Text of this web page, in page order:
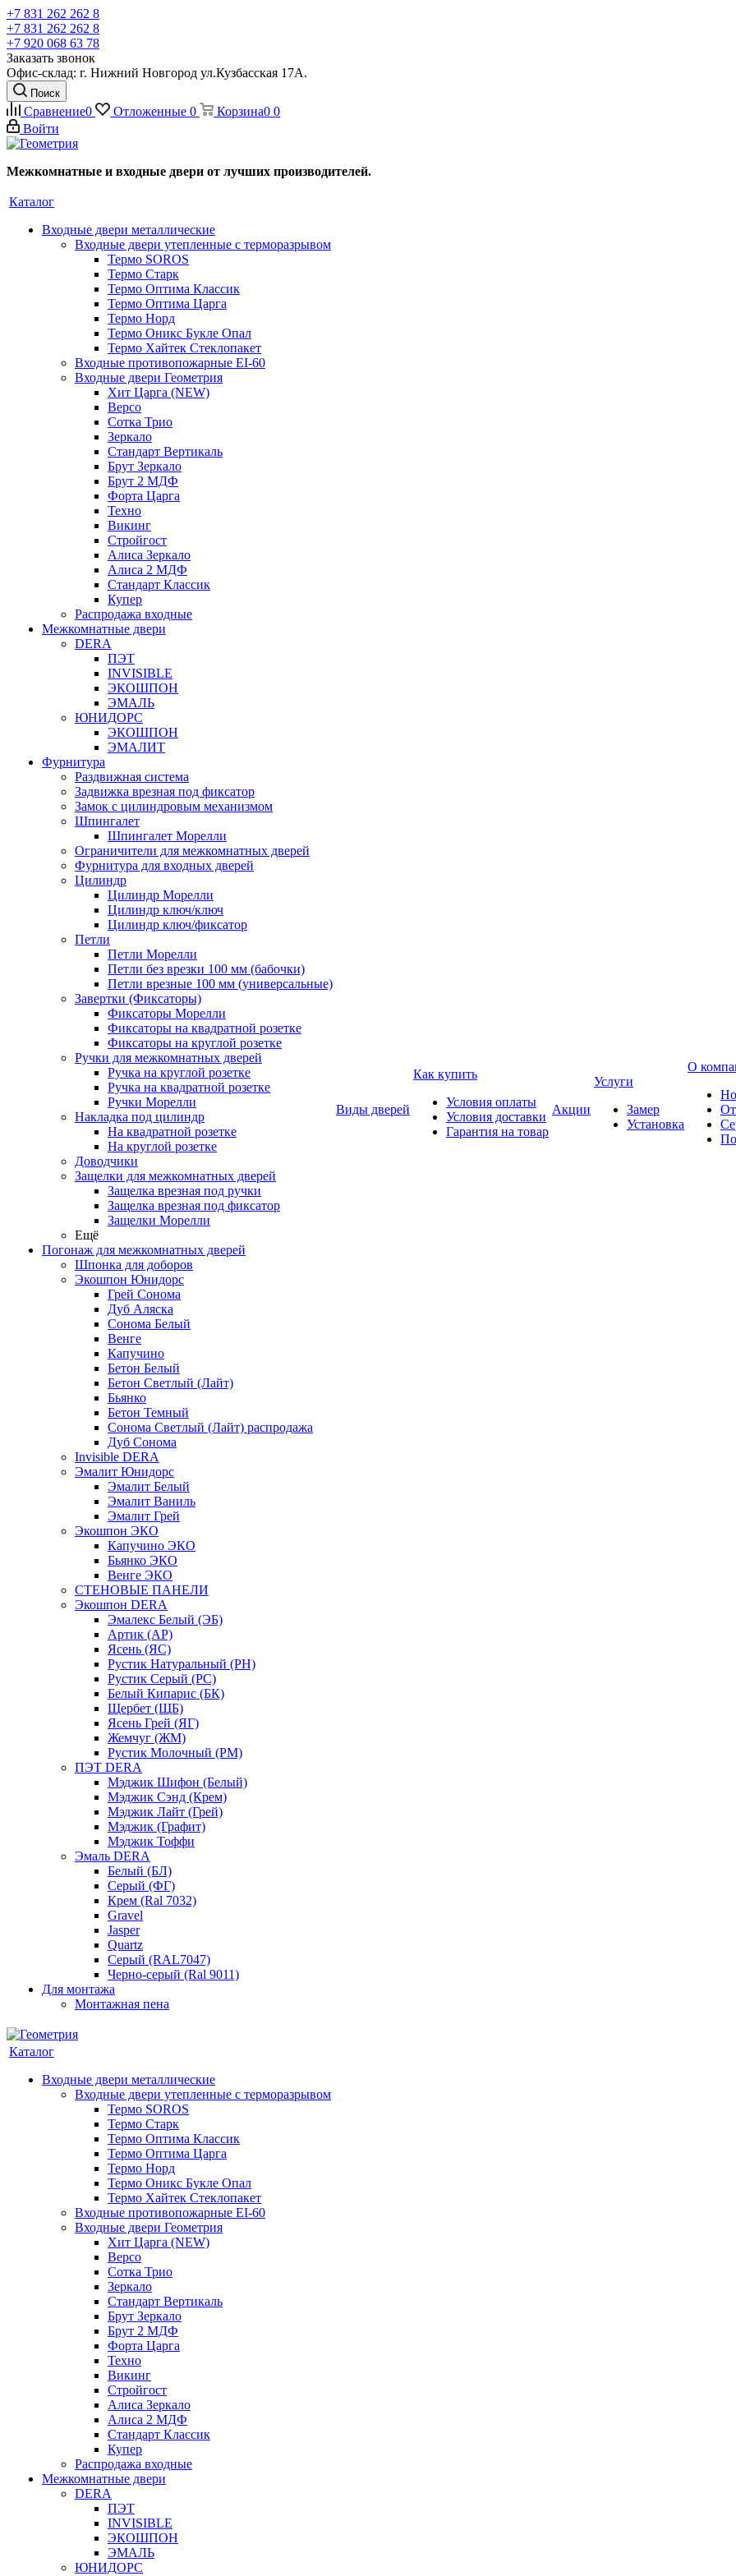
+7 831 262 262 8
+7 831 262 262 8
+7 920 068 63 78
Заказать звонок
Офис-склад: г. Нижний Новгород ул.Кузбасская 17А.
Поиск
Сравнение0 Отложенные 0 Корзина0 0
Войти
Межкомнатные и входные двери от лучших производителей.
Каталог
Входные двери металлические
Входные двери утепленные с терморазрывом
Термо SOROS
Термо Старк
Термо Оптима Классик
Термо Оптима Царга
Термо Норд
Термо Оникс Букле Опал
Термо Хайтек Стеклопакет
Входные противопожарные EI-60
Входные двери Геометрия
Хит Царга (NEW)
Версо
Сотка Трио
Зеркало
Стандарт Вертикаль
Брут Зеркало
Брут 2 МДФ
Форта Царга
Техно
Викинг
Стройгост
Алиса Зеркало
Алиса 2 МДФ
Стандарт Классик
Купер
Распродажа входные
Межкомнатные двери
DERA
ПЭТ
INVISIBLE
ЭКОШПОН
ЭМАЛЬ
ЮНИДОРС
ЭКОШПОН
ЭМАЛИТ
Фурнитура
Раздвижная система
Задвижка врезная под фиксатор
Замок с цилиндровым механизмом
Шпингалет
Шпингалет Морелли
Ограничители для межкомнатных дверей
Фурнитура для входных дверей
Цилиндр
Цилиндр Морелли
Цилиндр ключ/ключ
Цилиндр ключ/фиксатор
Петли
Петли Морелли
Петли без врезки 100 мм (бабочки)
Петли врезные 100 мм (универсальные)
Завертки (Фиксаторы)
Фиксаторы Морелли
Фиксаторы на квадратной розетке
Фиксаторы на круглой розетке
Ручки для межкомнатных дверей
Ручка на круглой розетке
Ручка на квадратной розетке
Ручки Морелли
Накладка под цилиндр
На квадратной розетке
На круглой розетке
Доводчики
Защелки для межкомнатных дверей
Защелка врезная под ручки
Защелка врезная под фиксатор
Защелки Морелли
Ещё
Погонаж для межкомнатных дверей
Шпонка для доборов
Экошпон Юнидорс
Грей Сонома
Дуб Аляска
Сонома Белый
Венге
Капучино
Бетон Белый
Бетон Светлый (Лайт)
Бьянко
Бетон Темный
Сонома Светлый (Лайт) распродажа
Дуб Сонома
Invisible DERA
Эмалит Юнидорс
Эмалит Белый
Эмалит Ваниль
Эмалит Грей
Экошпон ЭКО
Капучино ЭКО
Бьянко ЭКО
Венге ЭКО
СТЕНОВЫЕ ПАНЕЛИ
Экошпон DERA
Эмалекс Белый (ЭБ)
Артик (АР)
Ясень (ЯС)
Рустик Натуральный (РН)
Рустик Серый (РС)
Белый Кипарис (БК)
Щербет (ЩБ)
Ясень Грей (ЯГ)
Жемчуг (ЖМ)
Рустик Молочный (РМ)
ПЭТ DERA
Мэджик Шифон (Белый)
Мэджик Сэнд (Крем)
Мэджик Лайт (Грей)
Мэджик (Графит)
Мэджик Тоффи
Эмаль DERA
Белый (БЛ)
Серый (ФГ)
Крем (Ral 7032)
Gravel
Jasper
Quartz
Серый (RAL7047)
Черно-серый (Ral 9011)
Для монтажа
Монтажная пена
Виды дверей
Как купить
Условия оплаты
Условия доставки
Гарантия на товар
Акции
Услуги
Замер
Установка
О
Каталог
Входные двери металлические
Входные двери утепленные с терморазрывом
Термо SOROS
Термо Старк
Термо Оптима Классик
Термо Оптима Царга
Термо Норд
Термо Оникс Букле Опал
Термо Хайтек Стеклопакет
Входные противопожарные EI-60
Входные двери Геометрия
Хит Царга (NEW)
Версо
Сотка Трио
Зеркало
Стандарт Вертикаль
Брут Зеркало
Брут 2 МДФ
Форта Царга
Техно
Викинг
Стройгост
Алиса Зеркало
Алиса 2 МДФ
Стандарт Классик
Купер
Распродажа входные
Межкомнатные двери
DERA
ПЭТ
INVISIBLE
ЭКОШПОН
ЭМАЛЬ
ЮНИДОРС